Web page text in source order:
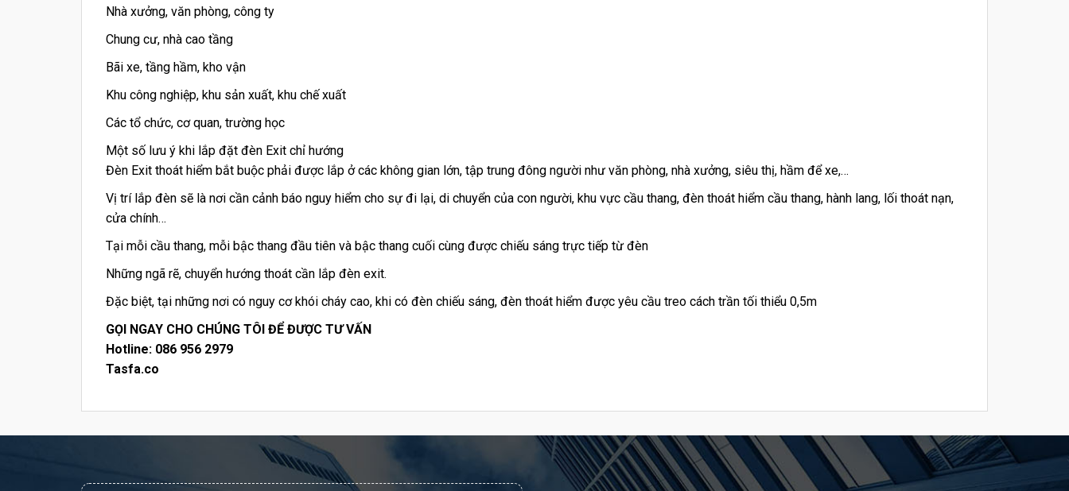
Nhà xưởng, văn phòng, công ty
Chung cư, nhà cao tầng
Bãi xe, tầng hầm, kho vận
Khu công nghiệp, khu sản xuất, khu chế xuất
Các tổ chức, cơ quan, trường học
Một số lưu ý khi lắp đặt đèn Exit chỉ hướng
Đèn Exit thoát hiểm bắt buộc phải được lắp ở các không gian lớn, tập trung đông người như văn phòng, nhà xưởng, siêu thị, hầm để xe,…
Vị trí lắp đèn sẽ là nơi cần cảnh báo nguy hiểm cho sự đi lại, di chuyển của con người, khu vực cầu thang, đèn thoát hiểm cầu thang, hành lang, lối thoát nạn,
cửa chính…
Tại mỗi cầu thang, mỗi bậc thang đầu tiên và bậc thang cuối cùng được chiếu sáng trực tiếp từ đèn
Những ngã rẽ, chuyển hướng thoát cần lắp đèn exit.
Đặc biệt, tại những nơi có nguy cơ khói cháy cao, khi có đèn chiếu sáng, đèn thoát hiểm được yêu cầu treo cách trần tối thiểu 0,5m
GỌI NGAY CHO CHÚNG TÔI ĐỂ ĐƯỢC TƯ VẤN
Hotline: 086 956 2979
Tasfa.co